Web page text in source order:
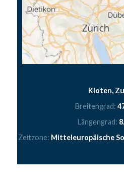
Kloten,
Breitengrad:
Längengrad:
Zeitzone: Mitteleuropäische